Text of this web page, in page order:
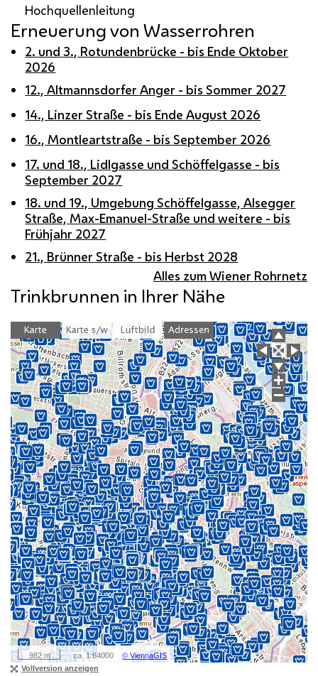
Hochquellenleitung
Erneuerung von Wasserrohren
2. und 3., Rotundenbrücke - bis Ende Oktober
2026
12., Altmannsdorfer Anger - bis Sommer 2027
14., Linzer Straße - bis Ende August 2026
16., Montleartstraße - bis September 2026
17. und 18., Lidlgasse und Schöffelgasse - bis
September 2027
18. und 19., Umgebung Schöffelgasse, Alsegger
Straße, Max-Emanuel-Straße und weitere - bis
Frühjahr 2027
21., Brünner Straße - bis Herbst 2028
Alles zum Wiener Rohrnetz
Trinkbrunnen in Ihrer Nähe